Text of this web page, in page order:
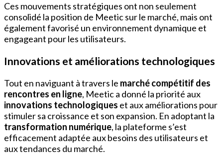
Ces mouvements stratégiques ont non seulement
consolidé la position de Meetic sur le marché, mais ont
également favorisé un environnement dynamique et
engageant pour les utilisateurs.
Innovations et améliorations technologiques
Tout en naviguant à travers le marché compétitif des
rencontres en ligne, Meetic a donné la priorité aux
innovations technologiques et aux améliorations pour
stimuler sa croissance et son expansion. En adoptant la
transformation numérique, la plateforme s’est
efficacement adaptée aux besoins des utilisateurs et
aux tendances du marché.